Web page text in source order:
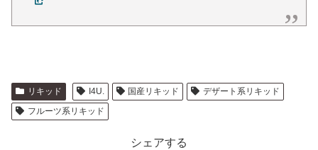
リキッド I4U. 国産リキッド
デザート系リキッド
フルーツ系リキッド
シェアする